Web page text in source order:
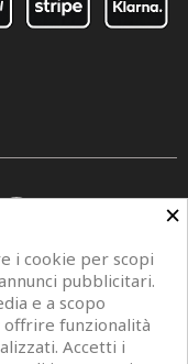
×
i cookie per scopi
pubblicitari.
e a scopo
funzionalità
Accetti i